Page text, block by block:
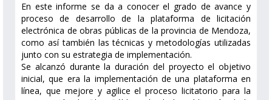
En este informe se da a conocer el grado de avance y
proceso de desarrollo de la plataforma de licitación
electrónica de obras públicas de la provincia de Mendoza,
como así también las técnicas y metodologías utilizadas
junto con su estrategia de implementación.
Se alcanzó durante la duración del proyecto el objetivo
inicial, que era la implementación de una plataforma en
línea, que mejore y agilice el proceso licitatorio para la